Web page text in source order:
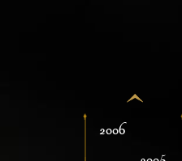
2006